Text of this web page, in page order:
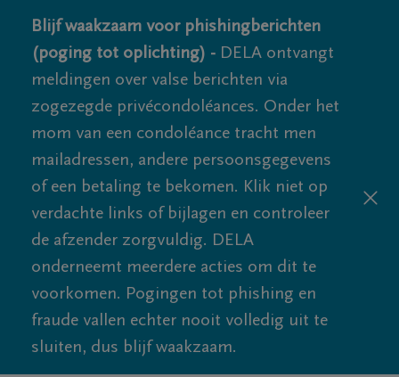
Blijf waakzaam voor phishingberichten
(poging tot oplichting) - DELA ontvangt
meldingen over valse berichten via
zogezegde privécondoléances. Onder het
mom van een condoléance tracht men
mailadressen, andere persoonsgegevens
of een betaling te bekomen. Klik niet op
verdachte links of bijlagen en controleer
de afzender zorgvuldig. DELA
onderneemt meerdere acties om dit te
voorkomen. Pogingen tot phishing en
fraude vallen echter nooit volledig uit te
sluiten, dus blijf waakzaam.